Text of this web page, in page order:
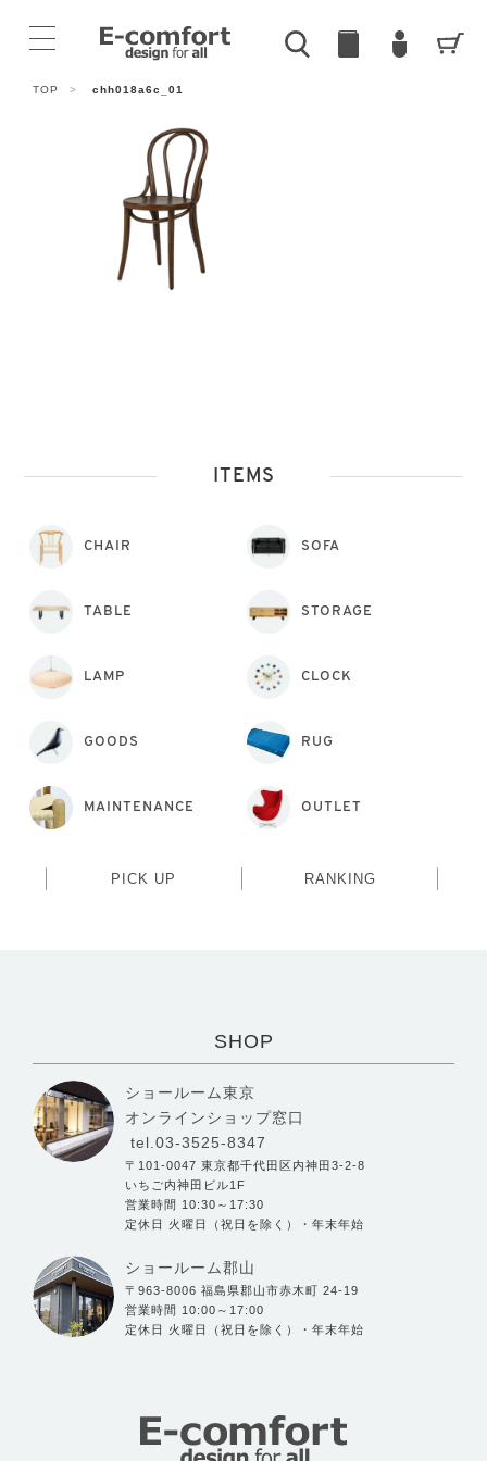
TOP > chh018a6c_01
ITEMS
CHAIR SOFA
TABLE STORAGE
LAMP CLOCK
GOODS RUG
MAINTENANCE OUTLET
PICK UP RANKING
SHOP
ショールーム東京
オンラインショップ窓口
tel.03-3525-8347
〒101-0047 東京都千代田区内神田3-2-8
いちご内神田ビル1F
営業時間 10:30～17:30
定休日 火曜日（祝日を除く）・年末年始
ショールーム郡山
〒963-8006 福島県郡山市赤木町 24-19
営業時間 10:00～17:00
定休日 火曜日（祝日を除く）・年末年始